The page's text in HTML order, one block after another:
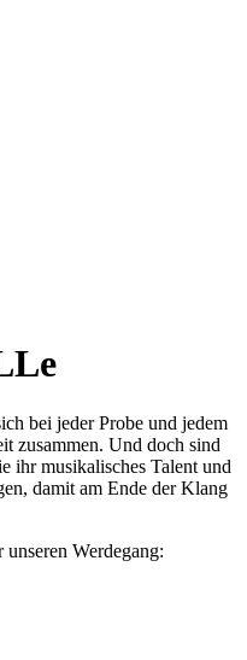
bei jeder Probe und jedem
zusammen. Und doch sind
ihr musikalisches Talent und
damit am Ende der Klang
Werdegang: